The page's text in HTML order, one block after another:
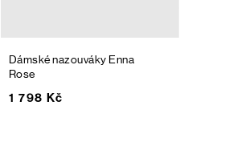
Dámské nazouváky Enna
Rose
1 798 Kč